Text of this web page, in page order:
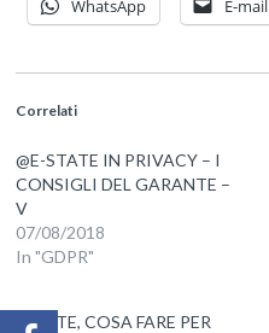
WhatsApp E-mail
Correlati
@E-STATE IN PRIVACY – I
CONSIGLI DEL GARANTE –
V
07/08/2018
In "GDPR"
MORTE, COSA FARE PER